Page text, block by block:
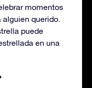
momentos
querido.
puede
en una